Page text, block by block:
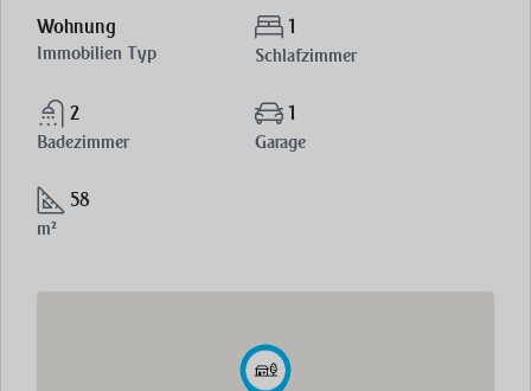
Wohnung
Immobilien Typ
1
Schlafzimmer
2
Badezimmer
1
Garage
58
m²